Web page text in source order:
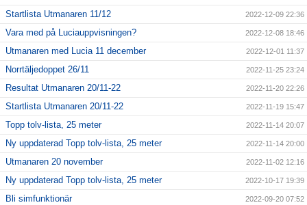
Startlista Utmanaren 11/12 2022-12-09 22:36
Vara med på Luciauppvisningen? 2022-12-08 18:46
Utmanaren med Lucia 11 december 2022-12-01 11:37
Norrtäljedoppet 26/11 2022-11-25 23:24
Resultat Utmanaren 20/11-22 2022-11-20 22:26
Startlista Utmanaren 20/11-22 2022-11-19 15:47
Topp tolv-lista, 25 meter 2022-11-14 20:07
Ny uppdaterad Topp tolv-lista, 25 meter 2022-11-14 20:00
Utmanaren 20 november 2022-11-02 12:16
Ny uppdaterad Topp tolv-lista, 25 meter 2022-10-17 19:39
Bli simfunktionär 2022-09-20 07:52